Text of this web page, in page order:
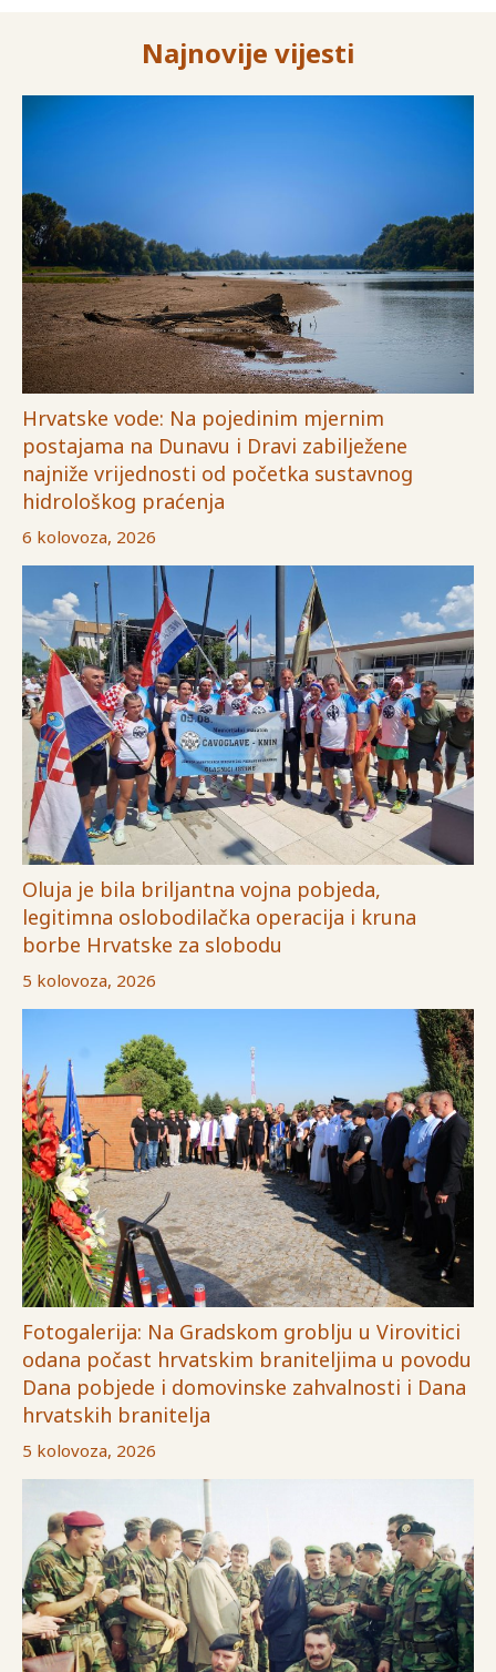
Najnovije vijesti
Hrvatske vode: Na pojedinim mjernim
postajama na Dunavu i Dravi zabilježene
najniže vrijednosti od početka sustavnog
hidrološkog praćenja
6 kolovoza, 2026
Oluja je bila briljantna vojna pobjeda,
legitimna oslobodilačka operacija i kruna
borbe Hrvatske za slobodu
5 kolovoza, 2026
Fotogalerija: Na Gradskom groblju u Virovitici
odana počast hrvatskim braniteljima u povodu
Dana pobjede i domovinske zahvalnosti i Dana
hrvatskih branitelja
5 kolovoza, 2026